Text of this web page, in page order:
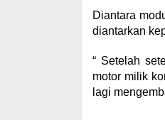
Diantara
diantarkan
“ Setelah
motor milik
lagi